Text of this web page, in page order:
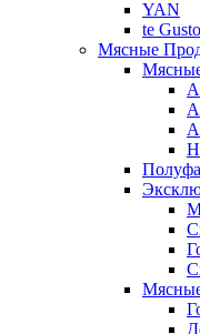
YAN
te Gusto
Мясные